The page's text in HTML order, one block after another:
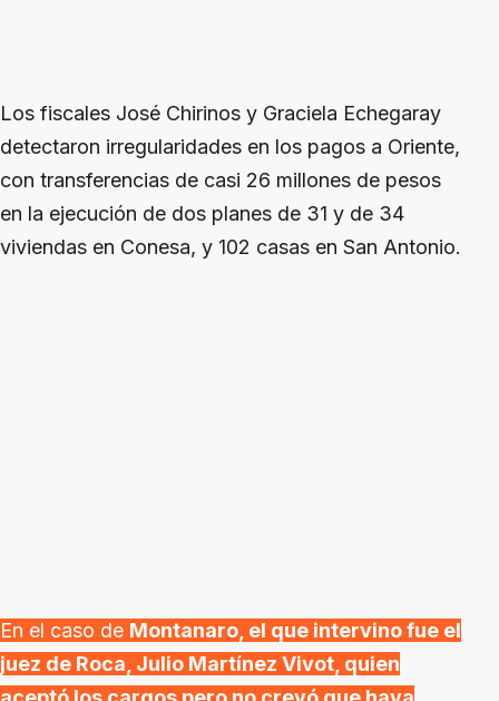
Los fiscales José Chirinos y Graciela Echegaray
detectaron irregularidades en los pagos a Oriente,
con transferencias de casi 26 millones de pesos
en la ejecución de dos planes de 31 y de 34
viviendas en Conesa, y 102 casas en San Antonio.
En el caso de Montanaro, el que intervino fue el
juez de Roca, Julio Martínez Vivot, quien